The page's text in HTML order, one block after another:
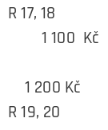
R 17,
1 100 Kč
1 200 Kč
R 19,